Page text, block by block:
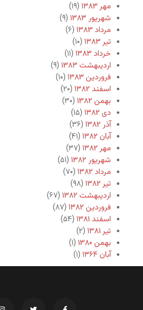
مهر ۱۳۸۳
(۱۹)
شهریور ۱۳۸۳
(۹)
مرداد ۱۳۸۳
(۶)
تیر ۱۳۸۳
(۱۰)
خرداد ۱۳۸۳
(۱۱)
اردیبهشت ۱۳۸۳
(۹)
فروردین ۱۳۸۳
(۱۰)
اسفند ۱۳۸۲
(۲۰)
بهمن ۱۳۸۲
(۳۰)
دی ۱۳۸۲
(۱۵)
آذر ۱۳۸۲
(۳۶)
آبان ۱۳۸۲
(۴۱)
مهر ۱۳۸۲
(۳۷)
شهریور ۱۳۸۲
(۵۱)
مرداد ۱۳۸۲
(۷۰)
تیر ۱۳۸۲
(۹۸)
اردیبهشت ۱۳۸۲
(۶۷)
فروردین ۱۳۸۲
(۸۷)
اسفند ۱۳۸۱
(۵۴)
تیر ۱۳۸۱
(۲)
بهمن ۱۳۸۰
(۱)
آبان ۱۳۶۴
(۱)